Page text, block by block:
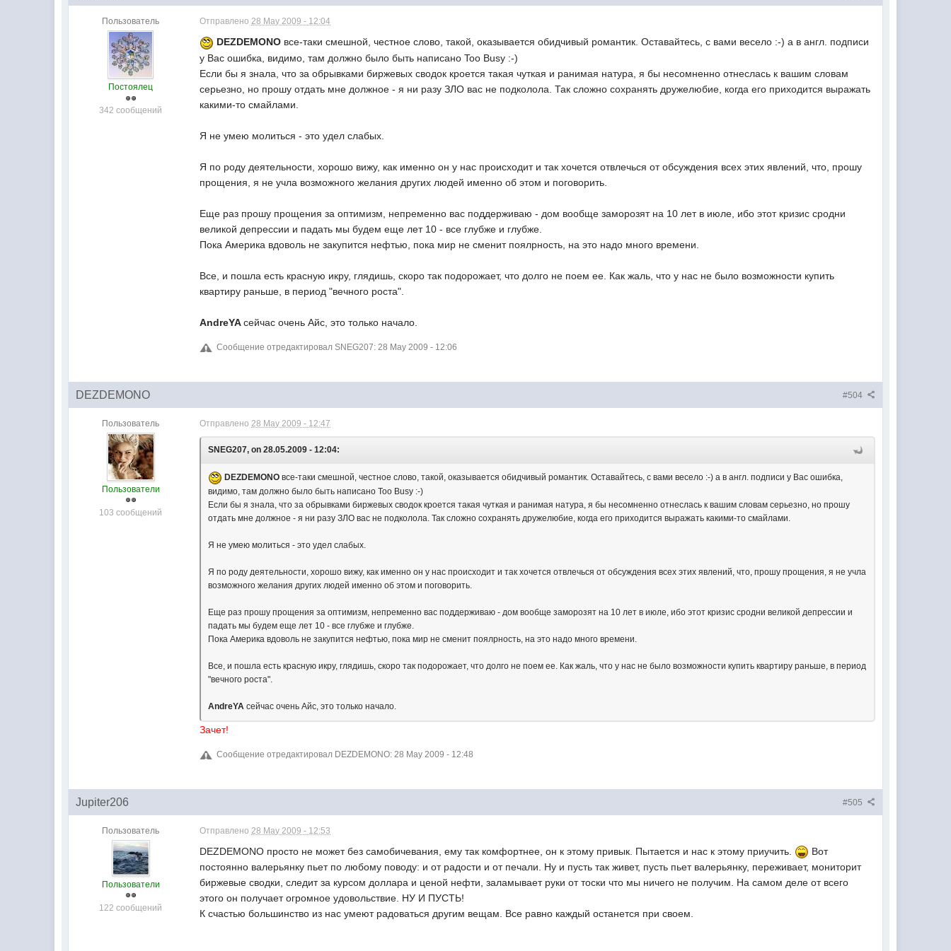
Пользователь
Постоялец
342 сообщений
Отправлено28 May 2009 - 12:04
DEZDEMONO все-таки смешной, честное слово, такой, оказывается обидчивый романтик. Оставайтесь, с вами весело :-) а в англ. подписи
у Вас ошибка, видимо, там должно было быть написано Too Busy :-)
Если бы я знала, что за обрывками биржевых сводок кроется такая чуткая и ранимая натура, я бы несомненно отнеслась к вашим словам
серьезно, но прошу отдать мне должное - я ни разу ЗЛО вас не подколола. Так сложно сохранять дружелюбие, когда его приходится выражать
какими-то смайлами.
Я не умею молиться - это удел слабых.
Я по роду деятельности, хорошо вижу, как именно он у нас происходит и так хочется отвлечься от обсуждения всех этих явлений, что, прошу
прощения, я не учла возможного желания других людей именно об этом и поговорить.
Еще раз прошу прощения за оптимизм, непременно вас поддерживаю - дом вообще заморозят на 10 лет в июле, ибо этот кризис сродни
великой депрессии и падать мы будем еще лет 10 - все глубже и глубже.
Пока Америка вдоволь не закупится нефтью, пока мир не сменит поялрность, на это надо много времени.
Все, и пошла есть красную икру, глядишь, скоро так подорожает, что долго не поем ее. Как жаль, что у нас не было возможности купить
квартиру раньше, в период "вечного роста".
AndreYAсейчас очень Айс, это только начало.
Сообщение отредактировал SNEG207: 28 May 2009 - 12:06
#504
DEZDEMONO
Пользователь
Пользователи
103 сообщений
Отправлено 28 May 2009 - 12:47
SNEG207, on 28.05.2009 - 12:04:
DEZDEMONO все-таки смешной, честное слово, такой, оказывается обидчивый романтик. Оставайтесь, с вами весело :-) а в англ. подписи у Вас ошибка,
видимо, там должно было быть написано Too Busy :-)
Если бы я знала, что за обрывками биржевых сводок кроется такая чуткая и ранимая натура, я бы несомненно отнеслась к вашим словам серьезно, но прошу
отдать мне должное - я ни разу ЗЛО вас не подколола. Так сложно сохранять дружелюбие, когда его приходится выражать какими-то смайлами.
Я не умею молиться - это удел слабых.
Я по роду деятельности, хорошо вижу, как именно он у нас происходит и так хочется отвлечься от обсуждения всех этих явлений, что, прошу прощения, я не учла
возможного желания других людей именно об этом и поговорить.
Еще раз прошу прощения за оптимизм, непременно вас поддерживаю - дом вообще заморозят на 10 лет в июле, ибо этот кризис сродни великой депрессии и
падать мы будем еще лет 10 - все глубже и глубже.
Пока Америка вдоволь не закупится нефтью, пока мир не сменит поялрность, на это надо много времени.
Все, и пошла есть красную икру, глядишь, скоро так подорожает, что долго не поем ее. Как жаль, что у нас не было возможности купить квартиру раньше, в период
"вечного роста".
AndreYAсейчас очень Айс, это только начало.
Зачет!
Сообщение отредактировал DEZDEMONO: 28 May 2009 - 12:48
#505
Jupiter206
Пользователь
Пользователи
122 сообщений
Отправлено 28 May 2009 - 12:53
DEZDEMONO просто не может без самобичевания, ему так комфортнее, он к этому привык. Пытается и нас к этому приучить.
Вот
постоянно валерьянку пьет по любому поводу: и от радости и от печали. Ну и пусть так живет, пусть пьет валерьянку, переживает, мониторит
биржевые сводки, следит за курсом доллара и ценой нефти, заламывает руки от тоски что мы ничего не получим. На самом деле от всего
этого он получает огромное удовольствие. НУ И ПУСТЬ!
К счастью большинство из нас умеют радоваться другим вещам. Все равно каждый останется при своем.